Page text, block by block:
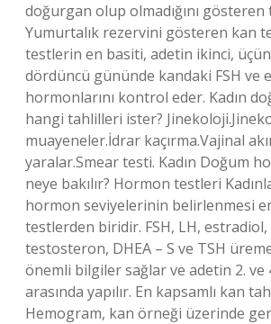
doğurgan olup olmadığını gösteren
Yumurtalık rezervini gösteren kan
testlerin en basiti, adetin ikinci,
dördüncü gününde kandaki FSH ve
hormonlarını kontrol eder. Kadın
hangi tahlilleri ister?
muayeneler.İdrar kaçırma.Vajinal
yaralar.Smear testi. Kadın Doğum
neye bakılır? Hormon testleri
hormon seviyelerinin belirlenmesi
testlerden biridir. FSH, LH,
testosteron, DHEA – S ve TSH
önemli bilgiler sağlar ve adetin 2. ve
arasında yapılır. En kapsamlı kan
Hemogram, kan örneği üzerinde